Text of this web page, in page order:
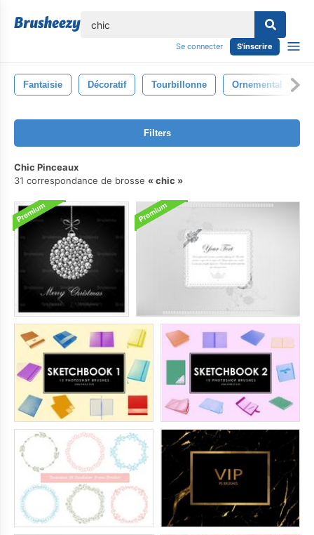
Se connecter S'inscrire
Fantaisie Décoratif Tourbillonne Ornemental
Filters
Chic Pinceaux
31 correspondance de brosse
chic